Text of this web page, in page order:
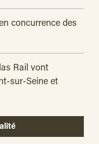
concurrence des
Rail vont
sur-Seine et